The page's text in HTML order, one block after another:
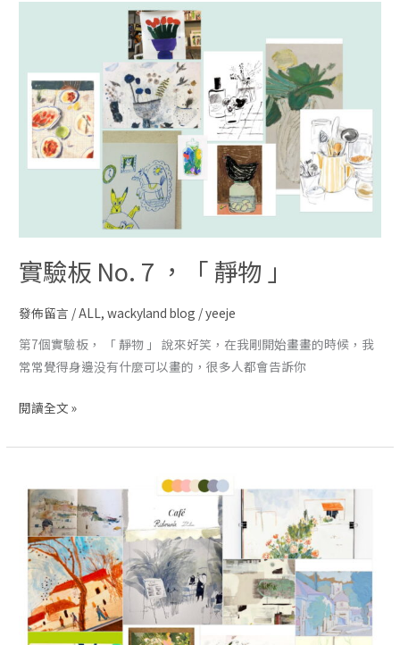
實驗板 No. 7 ，「 靜物 」
發佈留言 /ALL,wackyland blog /yeeje
第7個實驗板， 「 靜物 」 說來好笑，在我剛開始畫畫的時候，我
常常覺得身邊没有什麼可以畫的，很多人都會告訴你
閱讀全文 »